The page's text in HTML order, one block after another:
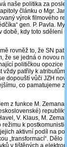
naše politika za
článku o Mgr.
výrok filmového
gen. P. Pavla.
době, kdy toto sdělení
rovněž to, že SN
že se jedná o novou
političkou opozice
vždy patřily k atributům
dopouští vůči JZH
co pamatujeme
z funkce M. Zemana
V. Klaus, M.
k
aktivní podíl na
„transformací“. Dělo